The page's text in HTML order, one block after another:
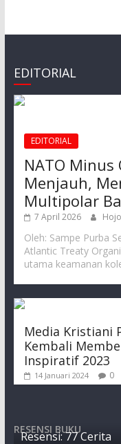
EDITORIAL
EDITORIAL
NATO Minus
Menjauh,
Multipolar
7 April 2026
Oleh: Sampe Purba
Atlantic Treaty
utama keamanan
Media Kristiani
Kembali
Inspiratif 2023
14 Januari 2024 0
RESENSI BUKU
Resensi: 77 Cerita